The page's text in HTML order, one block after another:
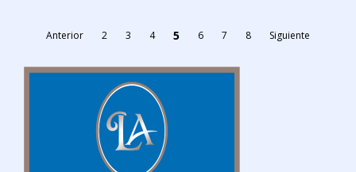
Anterior 2 3 4 5 6 7 8 Siguiente